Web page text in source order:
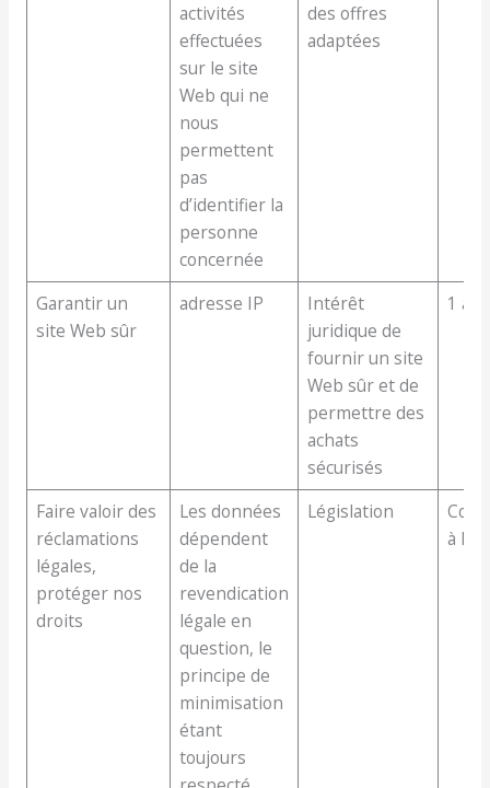
activités
effectuées
sur le site
Web qui ne
nous
permettent
pas
d’identifier la
personne
concernée
des offres
adaptées
Garantir un
site Web sûr
adresse IP
Intérêt
juridique de
fournir un site
Web sûr et de
permettre des
achats
sécurisés
1
Faire valoir des
réclamations
légales,
protéger nos
droits
Les données
dépendent
de la
revendication
légale en
question, le
principe de
minimisation
étant
toujours
Législation
à la